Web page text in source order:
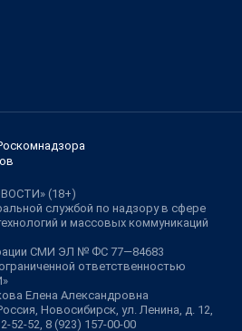
(18+)
службой по надзору в сфере
и массовых коммуникаций
СМИ ЭЛ № ФС 77—84683
ответственностью
Елена Александровна
Новосибирск, ул. Ленина, д. 12,
52-52, 8 (923) 157-00-00